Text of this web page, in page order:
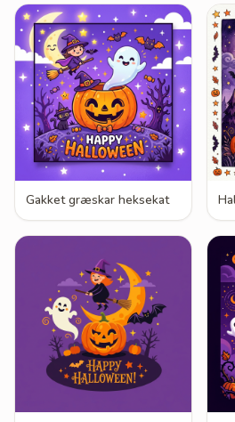
Gakket græskar heksekat